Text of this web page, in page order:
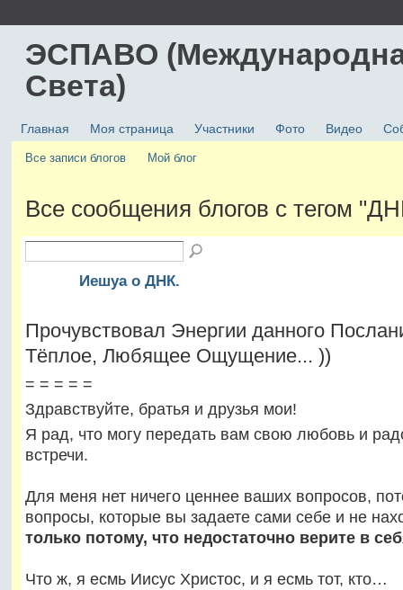
ЭСПАВО
Света)
Главная Моя страница Участники Фото Видео
Все записи блогов Мой блог
Все сообщения блогов с тегом
Иешуа о ДНК.
Прочувствовал Энергии данного
Тёплое, Любящее Ощущение... ))
= = = = =
Здравствуйте, братья и друзья мои!
Я рад, что могу передать вам свою любовь и
встречи.
Для меня нет ничего ценнее ваших вопросов,
вопросы, которые вы задаете сами себе и не
только потому, что недостаточно верите в
Что ж, я есмь Иисус Христос, и я есмь тот, кто…